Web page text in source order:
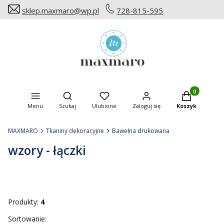
sklep.maxmaro@wp.pl 728-815-595
Menu
Otwórz wyszukiwarkę
Szukaj Ulubione Zaloguj się
Produkty w
Koszyk
MAXMARO Tkaniny dekoracyjne Bawełna drukowana
wzory - łączki
Produkty: 4
Lista produktów
Sortowanie: